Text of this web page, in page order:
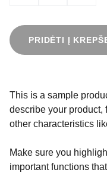
PRIDĖTI Į
This is a sample
describe your product,
other characteristics
Make sure you
important functions